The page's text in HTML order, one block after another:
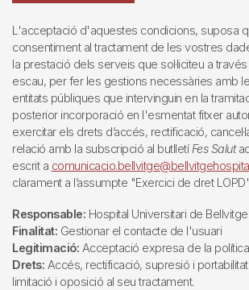
L'acceptació d'aquestes condicions, suposa
consentiment al tractament de les vostres
la prestació dels serveis que sol·liciteu a
escau, per fer les gestions necessàries amb
entitats públiques que intervinguin en la
posterior incorporació en l'esmentat fitxer
exercitar els drets d’accés, rectificació,
relació amb la subscripció al butlletí Fes Salut
escrit a
clarament a l’assumpte "Exercici de dret
Responsable: Hospital Universitari de Bellvitge.
Finalitat: Gestionar el contacte de l'usuari
Legitimació: Acceptació expresa de la
Drets: Accés, rectificació, supresió i
limitació i oposició al seu tractament.